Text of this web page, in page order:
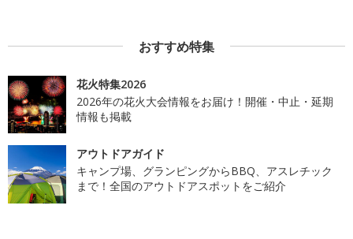
おすすめ特集
花火特集2026
2026年の花火大会情報をお届け！開催・中止・延期
情報も掲載
アウトドアガイド
キャンプ場、グランピングからBBQ、アスレチック
まで！全国のアウトドアスポットをご紹介